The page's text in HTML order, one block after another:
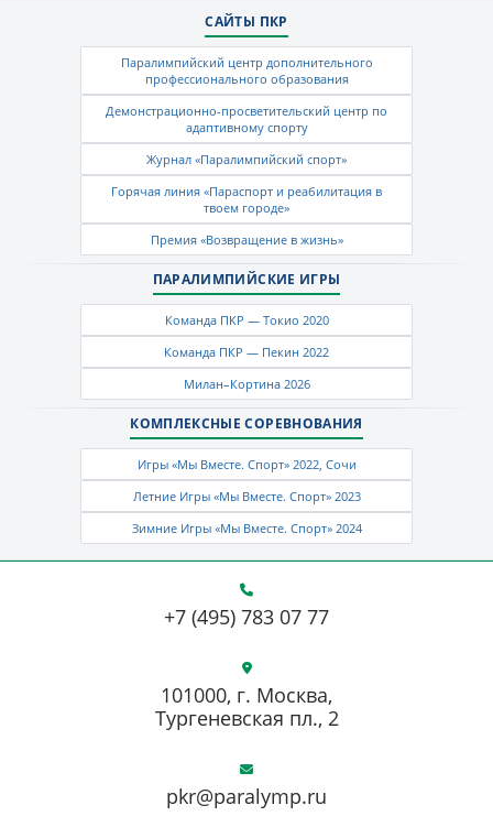
САЙТЫ ПКР
Паралимпийский центр дополнительного
профессионального образования
Демонстрационно-просветительский центр по
адаптивному спорту
Журнал «Паралимпийский спорт»
Горячая линия «Параспорт и реабилитация в
твоем городе»
Премия «Возвращение в жизнь»
ПАРАЛИМПИЙСКИЕ ИГРЫ
Команда ПКР — Токио 2020
Команда ПКР — Пекин 2022
Милан–Кортина 2026
КОМПЛЕКСНЫЕ СОРЕВНОВАНИЯ
Игры «Мы Вместе. Спорт» 2022, Сочи
Летние Игры «Мы Вместе. Спорт» 2023
Зимние Игры «Мы Вместе. Спорт» 2024
+7 (495) 783 07 77
pkr@paralymp.ru
101000, г. Москва,
Тургеневская пл., 2